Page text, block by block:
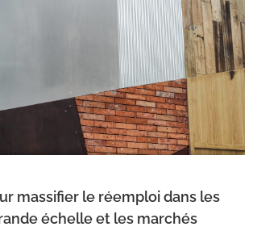
massifier le réemploi dans les
échelle et les marchés